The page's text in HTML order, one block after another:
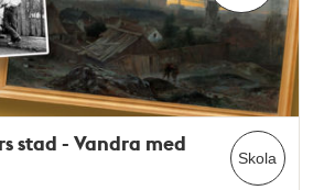
Skola
stad - Vandra med